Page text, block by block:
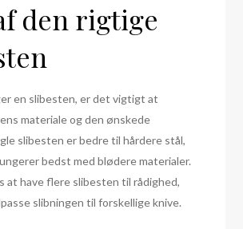
den rigtige
en slibesten, er det vigtigt at
materiale og den ønskede
slibesten er bedre til hårdere stål,
bedst med blødere materialer.
at have flere slibesten til rådighed,
slibningen til forskellige knive.